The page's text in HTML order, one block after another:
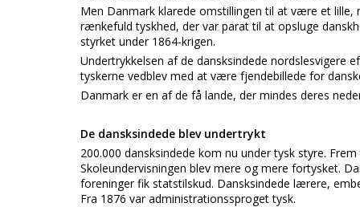
Men Danmark klarede omstillingen til at være et
rænkefuld tyskhed, der var parat til at opsluge
styrket under 1864-krigen.
Undertrykkelsen af de dansksindede
tyskerne vedblev med at være fjendebillede for
Danmark er en af de få lande, der mindes deres
De dansksindede blev undertrykt
200.000 dansksindede kom nu under tysk styre.
Skoleundervisningen blev mere og mere fortysket.
foreninger fik statstilskud. Dansksindede lærere,
Fra 1876 var administrationssproget tysk.